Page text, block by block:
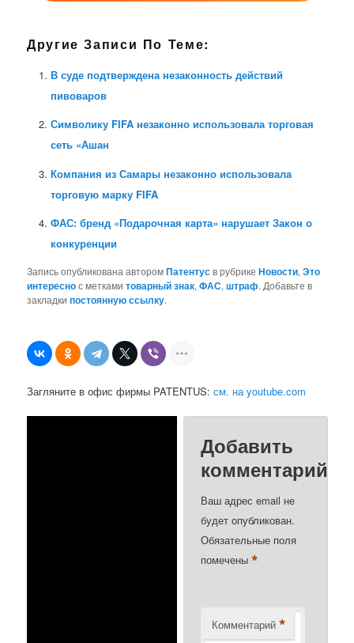
Другие Записи По Теме:
В суде подтверждена незаконность действий
пивоваров
Символику FIFA незаконно использовала торговая
сеть «Ашан
Компания из Самары незаконно использовала
торговую марку FIFA
ФАС: бренд «Подарочная карта» нарушает Закон о
конкуренции
Запись опубликована авторомПатентусв рубрикеНовости,Это
интереснос меткамитоварный знак,ФАС,штраф. Добавьте в
закладкипостоянную ссылку.
Загляните в офис фирмы PATENTUS:см. на youtube.com
Добавить
комментарий
Ваш адрес email не
будет опубликован.
Обязательные поля
помечены*
Комментарий *